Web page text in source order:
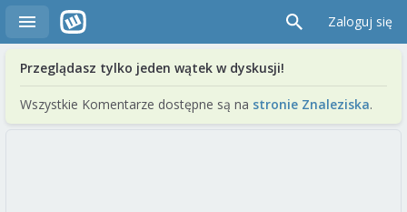
Zaloguj się
Przeglądasz tylko jeden wątek w dyskusji!
Wszystkie Komentarze dostępne są na stronie Znaleziska.